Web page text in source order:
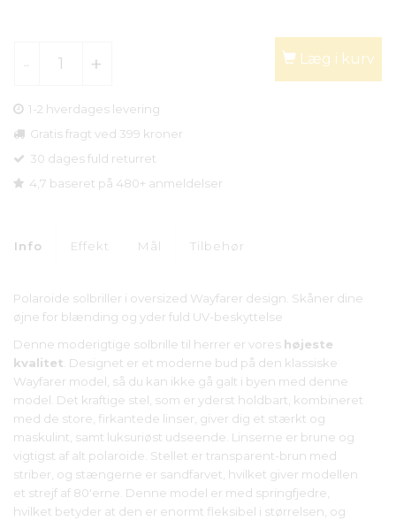
Læg i kurv
1-2 hverdages levering
Gratis fragt ved 399 kroner
30 dages fuld returret
4,7 baseret på 480+ anmeldelser
Info Effekt Mål Tilbehør
Polaroide solbriller i oversized Wayfarer design. Skåner dine
øjne for blænding og yder fuld UV-beskyttelse
Denne moderigtige solbrille til herrer er vores højeste
kvalitet . Designet er et moderne bud på den klassiske
Wayfarer model, så du kan ikke gå galt i byen med denne
model. Det kraftige stel, som er yderst holdbart, kombineret
med de store, firkantede linser, giver dig et stærkt og
maskulint, samt luksuriøst udseende. Linserne er brune og
vigtigst af alt polaroide. Stellet er transparent-brun med
striber, og stængerne er sandfarvet, hvilket giver modellen
et strejf af 80'erne. Denne model er med springfjedre,
hvilket betyder at den er enormt fleksibel i størrelsen, og